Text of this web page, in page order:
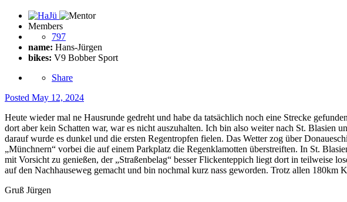
Members
797
name: Hans-Jürgen
bikes: V9 Bobber Sport
Share
Posted May 12, 2024
Heute wieder mal ne Hausrunde gedreht und habe da tatsächlich noch eine Strecke
dort aber kein Schatten war, war es nicht auszuhalten. Ich bin also weiter nach St.
darauf wurde es dunkel und die ersten Regentropfen fielen. Das Wetter zog über
„Münchnern“ vorbei die auf einem Parkplatz die Regenklamotten überstreiften. In St.
mit Vorsicht zu genießen, der „Straßenbelag“ besser Flickenteppich liegt dort in teilweise
auf den Nachhauseweg gemacht und bin nochmal kurz nass geworden. Trotz allen 180km
Gruß Jürgen